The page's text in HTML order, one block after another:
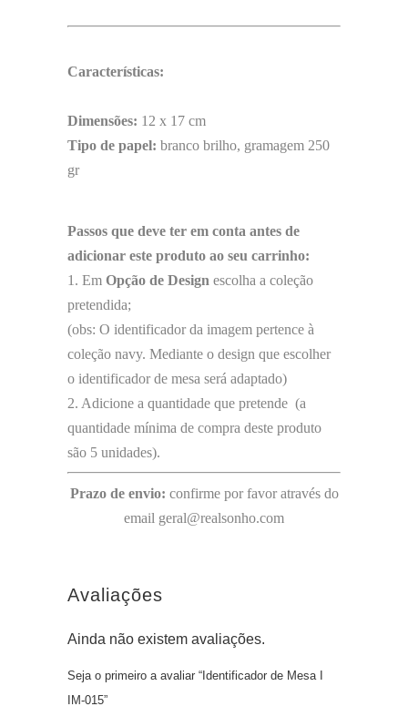
Características:
Dimensões: 12 x 17 cm
Tipo de papel: branco brilho, gramagem 250
gr
Passos que deve ter em conta antes de
adicionar este produto ao seu carrinho:
1. Em Opção de Design escolha a coleção
pretendida;
(obs: O identificador da imagem pertence à
coleção navy. Mediante o design que escolher
o identificador de mesa será adaptado)
2. Adicione a quantidade que pretende (a
quantidade mínima de compra deste produto
são 5 unidades).
Prazo de envio: confirme por favor através do
email geral@realsonho.com
Avaliações
Ainda não existem avaliações.
Seja o primeiro a avaliar “Identificador de Mesa I
IM-015”